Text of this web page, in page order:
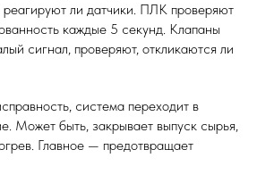
реагируют ли датчики. ПЛК проверяют
каждые 5 секунд. Клапаны
сигнал, проверяют, откликаются ли
система переходит в
Может быть, закрывает выпуск сырья,
Главное — предотвращает